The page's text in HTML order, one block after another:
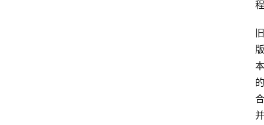
旧
版
本
的
合
并